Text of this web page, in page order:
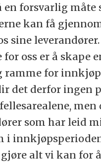
en forsvarlig måte
kan få
sine
oss er å skape
ramme for
det derfor ingen
men
som har leid
i
alt vi kan for